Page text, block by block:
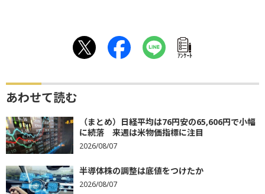
ｱﾝｹｰﾄ
あわせて読む
（まとめ）日経平均は76円安の65,606円で小幅
に続落 来週は米物価指標に注目
2026/08/07
半導体株の調整は底値をつけたか
2026/08/07